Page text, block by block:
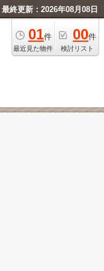
最終更新：2026年08月08日
01件
最近見た物件
00件
検討リスト